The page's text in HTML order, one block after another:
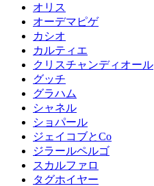
オリス
オーデマピゲ
カシオ
カルティエ
クリスチャンディオール
グッチ
グラハム
シャネル
ショパール
ジェイコブとCo
ジラールペルゴ
スカルファロ
タグホイヤー